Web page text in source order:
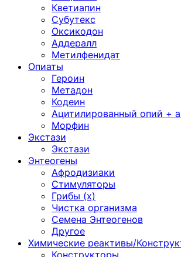
Кветиапин
Субутекс
Оксикодон
Аддералл
Метилфенидат
Опиаты
Героин
Метадон
Кодеин
Ацитилированный опий +
Морфин
Экстази
Экстази
Энтеогены
Афродизиаки
Стимуляторы
Грибы (х)
Чистка организма
Семена Энтеогенов
Другое
Химические реактивы/
Конструкторы